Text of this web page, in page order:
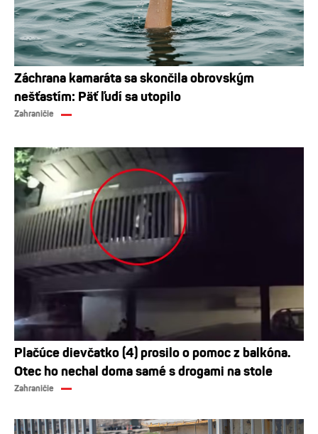
Záchrana kamaráta sa skončila obrovským
nešťastím: Päť ľudí sa utopilo
Zahraničie
Plačúce dievčatko (4) prosilo o pomoc z balkóna.
Otec ho nechal doma samé s drogami na stole
Zahraničie